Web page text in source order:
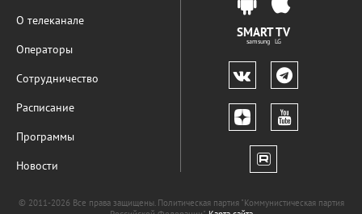
О телеканале
Операторы
Сотрудничество
Расписание
Программы
Новости
SMART TV
samsung LG
© 2011-2026 Все права защищены. Политическая партия "Коммунистическая партия